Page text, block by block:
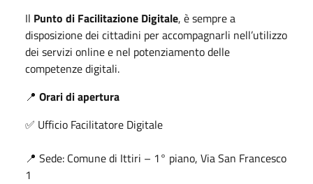
Il Punto di Facilitazione Digitale, è sempre a
disposizione dei cittadini per accompagnarli nell’utilizzo
dei servizi online e nel potenziamento delle
competenze digitali.
📍 Orari di apertura
✅ Ufficio Facilitatore Digitale
📍 Sede: Comune di Ittiri – 1° piano, Via San Francesco
1